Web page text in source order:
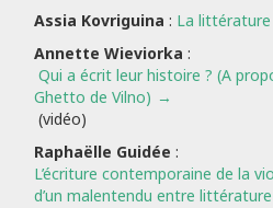
Assia Kovriguina : La littérature
Annette Wieviorka :
Qui a écrit leur histoire ? (A
Ghetto de Vilno)
(vidéo)
Raphaëlle Guidée :
L’écriture contemporaine de la
d’un malentendu entre